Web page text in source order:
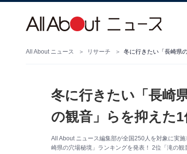
All About ニュース リサーチ 冬に行きたい「長崎県
冬に行きたい「長崎
の観音」らを抑えた1
All About ニュース編集部が全国250人を対象に実
崎県の穴場秘境」ランキングを発表！ 2位「滝の観